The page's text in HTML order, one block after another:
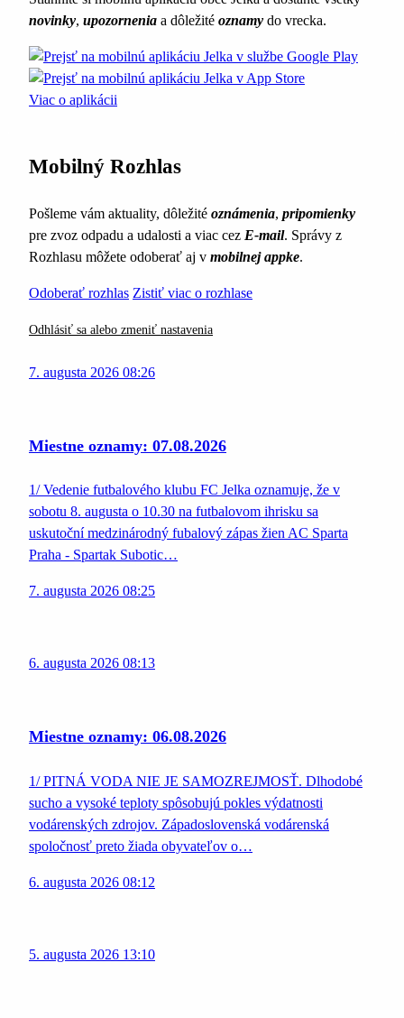
novinky, upozornenia a dôležité oznamy do vrecka.
Viac o aplikácii
Mobilný Rozhlas
Pošleme vám aktuality, dôležité oznámenia, pripomienky
pre zvoz odpadu a udalosti a viac cez E-mail. Správy z
Rozhlasu môžete odoberať aj v mobilnej appke.
Odoberať rozhlas Zistiť viac o rozhlase
Odhlásiť sa alebo zmeniť nastavenia
7. augusta 2026 08:26
Miestne oznamy: 07.08.2026
1/ Vedenie futbalového klubu FC Jelka oznamuje, že v
sobotu 8. augusta o 10.30 na futbalovom ihrisku sa
uskutoční medzinárodný fubalový zápas žien AC Sparta
Praha - Spartak Subotic…
7. augusta 2026 08:25
6. augusta 2026 08:13
Miestne oznamy: 06.08.2026
1/ PITNÁ VODA NIE JE SAMOZREJMOSŤ. Dlhodobé
sucho a vysoké teploty spôsobujú pokles výdatnosti
vodárenských zdrojov. Západoslovenská vodárenská
spoločnosť preto žiada obyvateľov o…
6. augusta 2026 08:12
5. augusta 2026 13:10